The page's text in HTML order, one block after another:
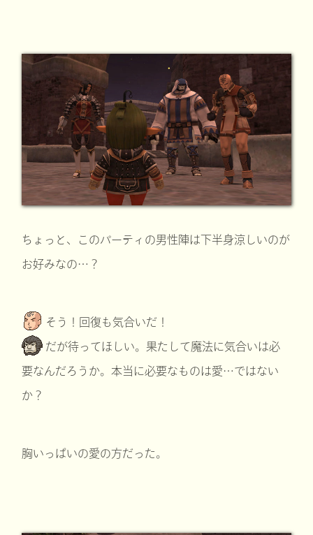
ちょっと、このパーティの男性陣は下半身涼しいのが
お好みなの…？
そう！回復も気合いだ！
だが待ってほしい。果たして魔法に気合いは必
要なんだろうか。本当に必要なものは愛…ではない
か？
胸いっぱいの愛の方だった。